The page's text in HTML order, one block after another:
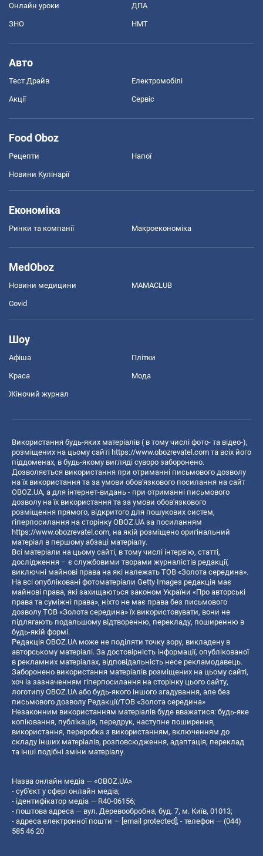
Онлайн уроки ДПА
ЗНО НМТ
Авто
Тест Драйв Електромобілі
Акції Сервіс
Food Oboz
Рецепти Напої
Новини Кулінарії
Економіка
Ринки та компанії Макроекономіка
MedOboz
Новини медицини MAMACLUB
Covid
Шоу
Афіша Плітки
Краса Мода
Жіночий журнал
Використання будь-яких матеріалів ( в тому числі фото- та відео-),
розміщених на цьому сайті https://www.obozrevatel.com та всіх його
піддоменах, в будь-якому вигляді суворо заборонено.
Дозволяється використання при отриманні письмового дозволу
на їх використання та за умови обов'язкового посилання на сайт
OBOZ.UA, а для інтернет-видань - при отриманні письмового
дозволу на їх використання та за умови обов'язкового
розміщення прямого, відкритого для пошукових систем,
гіперпосилання на сторінку OBOZ.UA за посиланням
https://www.obozrevatel.com, на якій розміщено оригінальний
матеріал в першому абзаці матеріалу.
Всі матеріали на цьому сайті, в тому числі інтерв’ю, статті,
дослідження – є службовими творами журналістів редакції,
виключні майнові права на які належать ТОВ «Золота середина».
На всі опубліковані фотоматеріали Getty Images редакція має
майнові права, які захищаються законом України «Про авторські
права та суміжні права», ніхто не має права без письмового
дозволу ТОВ «Золота середина» їх використовувати, вони не
підлягають подальшому відтворенню, перекладу, поширенню в
будь-якій формі.
Редакція OBOZ.UA може не поділяти точку зору, викладену в
авторському матеріалі. За достовірність інформації, опублікованої
в рекламних матеріалах, відповідальність несе рекламодавець.
Заборонено використання матеріалів розміщених на цьому сайті,
хоч із зазначенням гіперпосилання на сторінку цього сайту,
логотипу OBOZ.UA або будь-якого іншого згадування, але без
письмового дозволу Редакції/ТОВ «Золота середина»
Незаконним використанням матеріалів буде вважатися: будь-яке
копiювання, публiкацiя, передрук, наступне поширення,
використання, переробка з використанням, включенням до
складу інших матеріалів, розповсюдження, адаптація, переклад
та інші подібні зміни матеріалу.
Назва онлайн медіа — «OBOZ.UA»
- суб'єкт у сфері онлайн медіа;
- ідентифікатор медіа — R40-06156;
- поштова адреса — вул. Деревообробна, буд. 7, м. Київ, 01013;
- адреса електронної пошти — [email protected]; - телефон — (044)
585 46 20